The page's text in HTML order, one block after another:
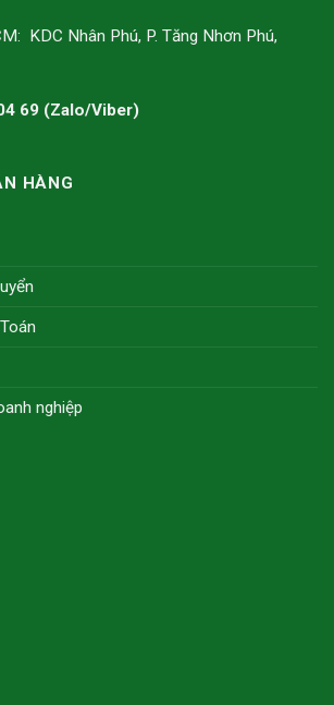
KDC Nhân Phú, P. Tăng Nhơn Phú,
69 (Zalo/Viber)
HÀNG
nghiệp